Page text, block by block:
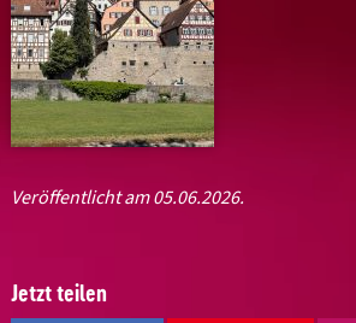
Veröffentlicht am 05.06.2026.
Jetzt teilen